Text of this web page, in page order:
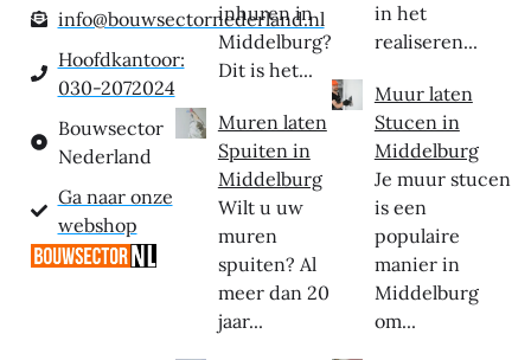
info@bouwsectornederland.nl
Hoofdkantoor:
030-2072024
Bouwsector
Nederland
Ga naar onze
webshop
inhuren in
Middelburg?
Dit is het...
Muren laten
Spuiten in
Middelburg
Wilt u uw
muren
spuiten? Al
meer dan 20
jaar...
in het
realiseren...
Muur laten
Stucen in
Middelburg
Je muur stucen
is een
populaire
manier in
Middelburg
om...